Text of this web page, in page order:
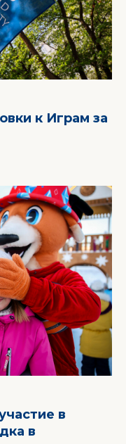
к Играм за
в
в